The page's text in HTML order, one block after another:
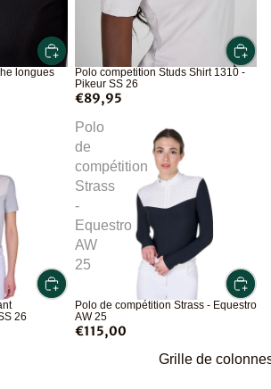
longues
Polo competition Studs Shirt 1310 -
Pikeur SS 26
€89,95
26
Polo
de
compétition
Strass
-
Equestro
AW
25
Polo de compétition Strass - Equestro
AW 25
€115,00
Grille de